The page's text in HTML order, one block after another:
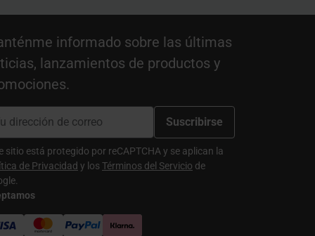
informado sobre las últimas
lanzamientos de productos y
Suscribirse
sitio está protegido por reCAPTCHA y se aplican la
de Privacidad y losTérminos del Servicio de